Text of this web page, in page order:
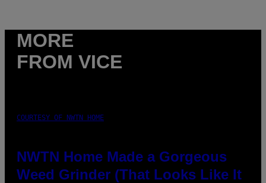
MORE
FROM VICE
COURTESY OF NWTN HOME
NWTN Home Made a Gorgeous
Weed Grinder (That Looks Like It